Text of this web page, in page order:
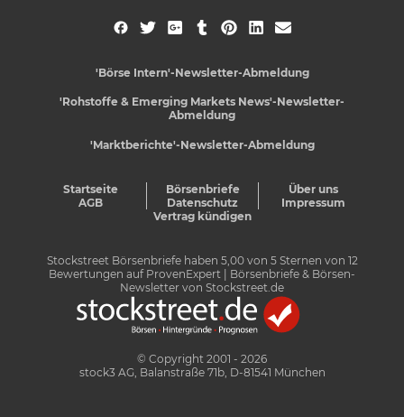
'Börse Intern'-Newsletter-Abmeldung
'Rohstoffe & Emerging Markets News'-Newsletter-
Abmeldung
'Marktberichte'-Newsletter-Abmeldung
Startseite Börsenbriefe
Über uns
AGB
Datenschutz
Impressum
Vertrag kündigen
Stockstreet Börsenbriefe haben 5,00von 5Sternen von 12
Bewertungen auf ProvenExpert
| Börsenbriefe & Börsen-
Newsletter von Stockstreet.de
© Copyright 2001 - 2026
stock3 AG, Balanstraße 71b, D-81541 München